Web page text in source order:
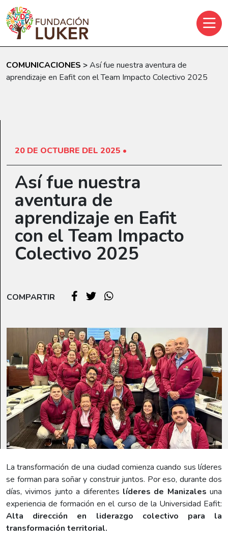
Skip to main content
COMUNICACIONES >Así fue nuestra aventura de
aprendizaje en Eafit con el Team Impacto Colectivo 2025
20 DE OCTUBRE DEL 2025 •
Así fue nuestra
aventura de
aprendizaje en Eafit
con el Team Impacto
Colectivo 2025
COMPARTIR
La transformación de una ciudad comienza cuando sus líderes
se forman para soñar y construir juntos. Por eso, durante dos
días, vivimos junto a diferentes líderes de Manizales una
experiencia de formación en el curso de la Universidad Eafit:
Alta dirección en liderazgo colectivo para la
transformación territorial.